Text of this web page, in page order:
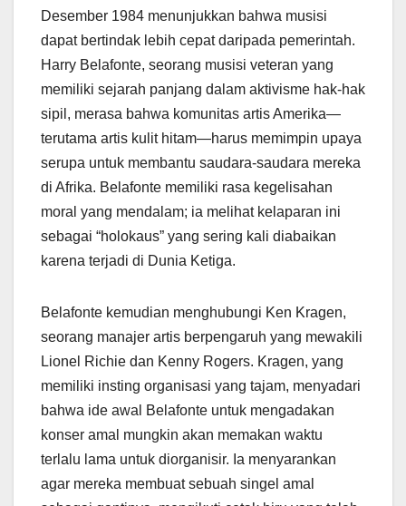
Desember 1984 menunjukkan bahwa musisi
dapat bertindak lebih cepat daripada pemerintah.
Harry Belafonte, seorang musisi veteran yang
memiliki sejarah panjang dalam aktivisme hak-hak
sipil, merasa bahwa komunitas artis Amerika—
terutama artis kulit hitam—harus memimpin upaya
serupa untuk membantu saudara-saudara mereka
di Afrika. Belafonte memiliki rasa kegelisahan
moral yang mendalam; ia melihat kelaparan ini
sebagai “holokaus” yang sering kali diabaikan
karena terjadi di Dunia Ketiga.
Belafonte kemudian menghubungi Ken Kragen,
seorang manajer artis berpengaruh yang mewakili
Lionel Richie dan Kenny Rogers. Kragen, yang
memiliki insting organisasi yang tajam, menyadari
bahwa ide awal Belafonte untuk mengadakan
konser amal mungkin akan memakan waktu
terlalu lama untuk diorganisir. Ia menyarankan
agar mereka membuat sebuah singel amal